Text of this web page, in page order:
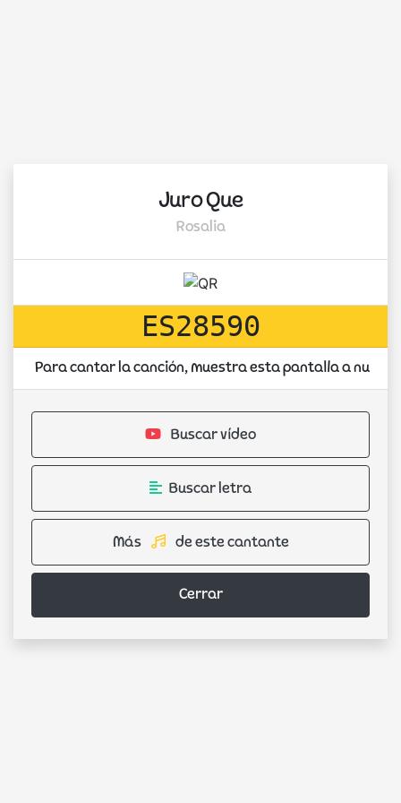
Juro Que
Rosalia
ES28590
Para cantar la canción, muestra esta pantalla a
Buscar vídeo
Buscar letra
Más de este cantante
Cerrar